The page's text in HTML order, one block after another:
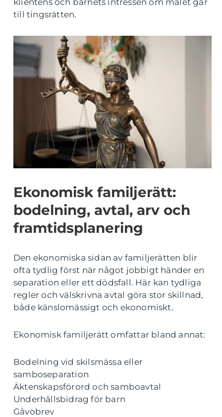
klientens och barnets intressen om målet går
till tingsrätten.
Ekonomisk familjerätt:
bodelning, avtal, arv och
framtidsplanering
Den ekonomiska sidan av familjerätten blir
ofta tydlig först när något jobbigt händer en
separation eller ett dödsfall. Här kan tydliga
regler och välskrivna avtal göra stor skillnad,
både känslomässigt och ekonomiskt.
Ekonomisk familjerätt omfattar bland annat:
Bodelning vid skilsmässa eller
samboseparation
Äktenskapsförord och samboavtal
Underhållsbidrag för barn
Gåvobrev